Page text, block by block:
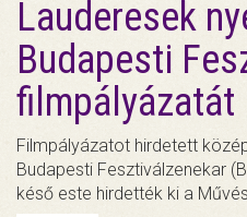
Lauderesek
Budapesti
filmpályázatát
Filmpályázatot hirdetett
Budapesti Fesztiválzenekar
késő este hirdették ki a